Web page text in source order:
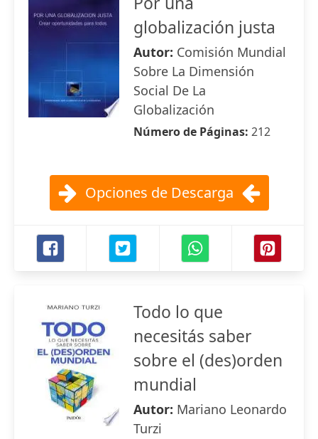
globalización justa
Autor: Comisión Mundial
Sobre La Dimensión
Social De La
Globalización
Número de Páginas: 212
Opciones de Descarga
Todo lo que
necesitás saber
sobre el (des)orden
mundial
Autor: Mariano Leonardo
Turzi